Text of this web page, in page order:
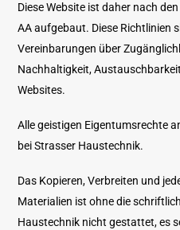
Diese Website ist daher nach
AA aufgebaut. Diese Richtlinien
Vereinbarungen über
Nachhaltigkeit,
Websites.
Alle geistigen Eigentumsrechte
bei Strasser Haustechnik.
Das Kopieren, Verbreiten und
Materialien ist ohne die
Haustechnik nicht gestattet, es